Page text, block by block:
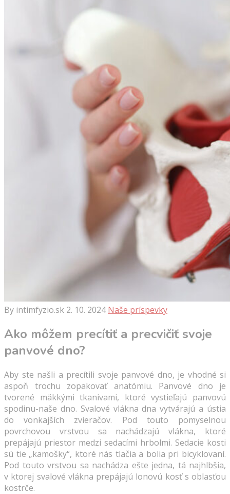
By intimfyzio.sk 2. 10. 2024 Naše príspevky
Ako môžem precítiť a precvičiť svoje
panvové dno?
Aby ste našli a precítili svoje panvové dno, je vhodné si
aspoň trochu zopakovať anatómiu. Panvové dno je
tvorené mäkkými tkanivami, ktoré vystieľajú panvovú
spodinu-naše dno. Svalové vlákna dna vytvárajú a ústia
do vonkajších zvieračov. Pod touto pomyselnou
povrchovou vrstvou sa nachádzajú vlákna, ktoré
prepájajú priestor medzi sedacími hrbolmi. Sedacie kosti
sú tie „kamošky“, ktoré nás tlačia a bolia pri bicyklovaní.
Pod touto vrstvou sa nachádza ešte jedna, tá najhlbšia,
v ktorej svalové vlákna prepájajú lonovú kosť s oblasťou
kostrče.